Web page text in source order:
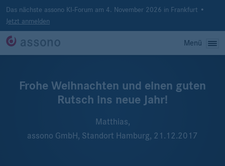
Das nächste assono KI-Forum am 4. November 2026 in Frankfurt •
Jetzt anmelden
Menü
Frohe Weihnachten und einen guten
Rutsch ins neue Jahr!
Matthias,
assono GmbH, Standort Hamburg, 21.12.2017